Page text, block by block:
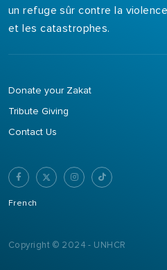
un refuge sûr contre la
et les catastrophes.
Donate your Zakat
Tribute Giving
Contact Us
French
Copyright © 2024 - UNHCR